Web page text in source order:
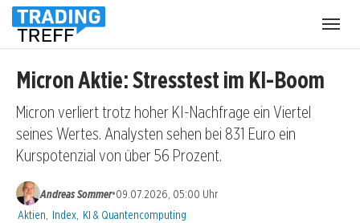
Micron Aktie: Stresstest im KI-Boom
Micron verliert trotz hoher KI-Nachfrage ein Viertel
seines Wertes. Analysten sehen bei 831 Euro ein
Kurspotenzial von über 56 Prozent.
Andreas Sommer•09.07.2026, 05:00 Uhr
Kategorien:
Aktien Index KI & Quantencomputing